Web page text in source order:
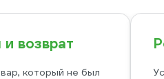
возврат
который не был